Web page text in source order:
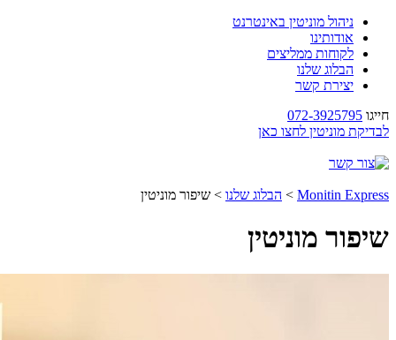
ניהול מוניטין באינטרנט
אודותינו
לקוחות ממליצים
הבלוג שלנו
יצירת קשר
חייגו 072-3925795
לבדיקת מוניטין לחצו כאן
Monitin Express
> הבלוג שלנו > שיפור מוניטין
שיפור מוניטין